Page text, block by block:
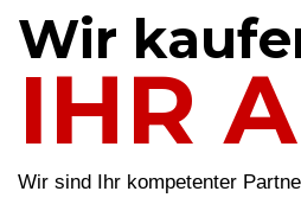
Wir
IHR
Wir sind Ihr kompetenter